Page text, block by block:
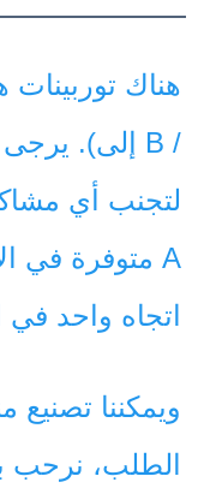
لتجنب أي
اتجاه واحد